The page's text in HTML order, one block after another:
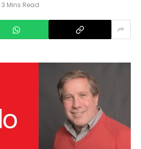
3 Mins Read